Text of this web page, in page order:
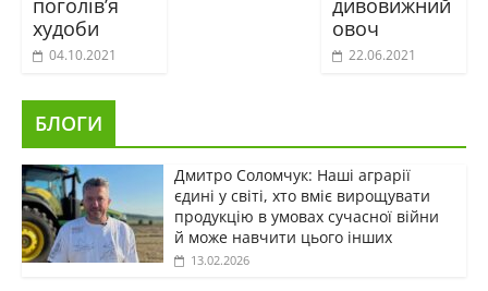
поголів’я
худоби
04.10.2021
дивовижний
овоч
22.06.2021
БЛОГИ
Дмитро Соломчук: Наші аграрії
єдині у світі, хто вміє вирощувати
продукцію в умовах сучасної війни
й може навчити цього інших
13.02.2026